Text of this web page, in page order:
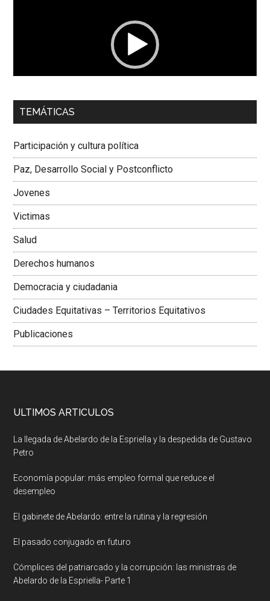
00:00 01:04
Dra. Carolina Corcho Mejía,Presidenta Corporación
Colombiana
TEMÁTICAS
Participación y cultura política
Paz, Desarrollo Social y Postconflicto
Jovenes
Victimas
Salud
Derechos humanos
Democracia y ciudadania
Ciudades Equitativas – Territorios Equitativos
Publicaciones
ULTIMOS ARTICULOS
La llegada de Abelardo de la Espriella y la despedida de Gustavo
Petro
Economía popular: más empleo formal que reduce el
desempleo
El gabinete de Abelardo: entre la rutina y la regresión
El pasado conjugado en futuro
Cómplices del patriarcado y la corrupción: las ministras de
Abelardo de la Espriella- Parte 1